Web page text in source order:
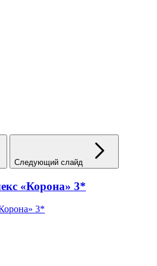
Следующий слайд
«Корона» 3*
3*